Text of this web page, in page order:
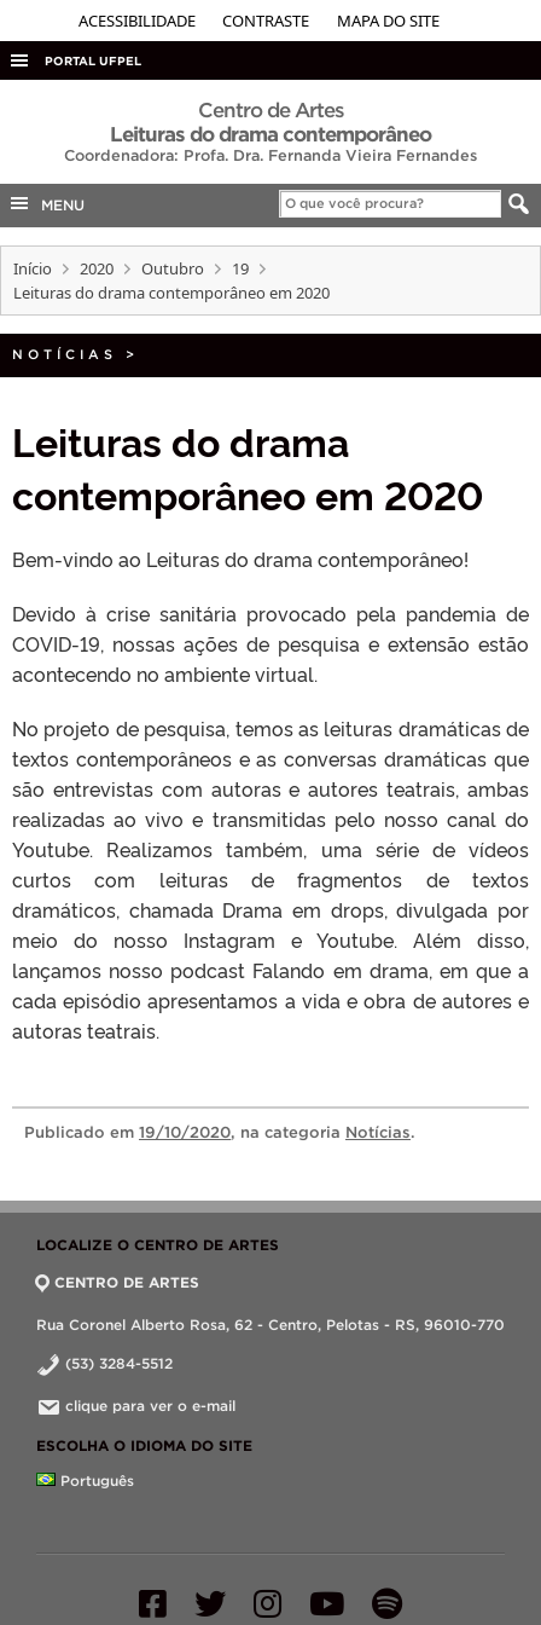
ACESSIBILIDADE CONTRASTE MAPA DO SITE
PORTAL UFPEL
ACESSO À INFORMAÇÃO
AUDITORIA
COBALTO
CONCURSOS
EDITAIS
OUVIDORIA
TELEFONES
Centro de Artes
Leituras do drama contemporâneo
Coordenadora: Profa. Dra. Fernanda Vieira Fernandes
MENU
Início 2020 Outubro
19
Leituras do drama contemporâneo em 2020
NOTÍCIAS >
Leituras do drama
contemporâneo em 2020
Bem-vindo ao Leituras do drama contemporâneo!
Devido à crise sanitária provocado pela pandemia de
COVID-19, nossas ações de pesquisa e extensão estão
acontecendo no ambiente virtual.
No projeto de pesquisa, temos as leituras dramáticas de
textos contemporâneos e as conversas dramáticas que
são entrevistas com autoras e autores teatrais, ambas
realizadas ao vivo e transmitidas pelo nosso canal do
Youtube. Realizamos também, uma série de vídeos
curtos com leituras de fragmentos de textos
dramáticos, chamada Drama em drops, divulgada por
meio do nosso Instagram e Youtube. Além disso,
lançamos nosso podcast Falando em drama, em que a
cada episódio apresentamos a vida e obra de autores e
autoras teatrais.
Publicado em 19/10/2020, na categoria Notícias.
LOCALIZE O CENTRO DE ARTES
CENTRO DE ARTES
Rua Coronel Alberto Rosa, 62 - Centro, Pelotas - RS, 96010-770
(53) 3284-5512
clique para ver o e-mail
ESCOLHA O IDIOMA DO SITE
Português